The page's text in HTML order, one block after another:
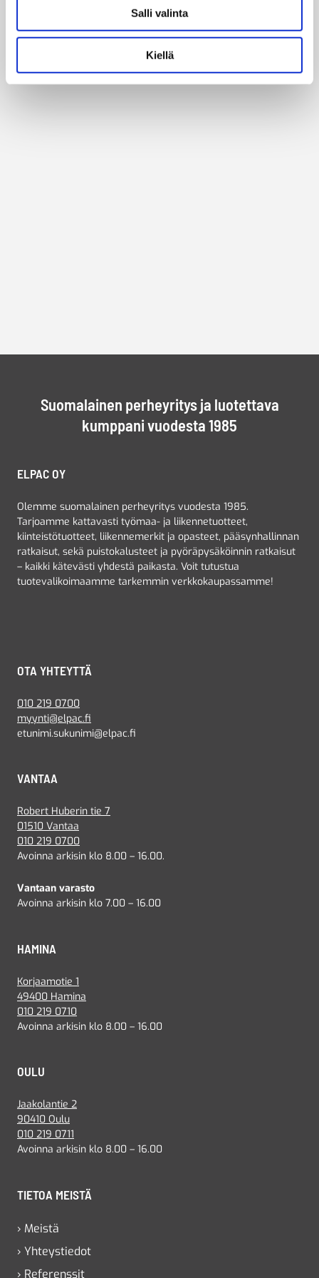
Salli valinta
Kiellä
Alan parhaat merkit
Suomalainen perheyritys ja luotettava
kumppani vuodesta 1985
ELPAC OY
Olemme suomalainen perheyritys vuodesta 1985.
Tarjoamme kattavasti työmaa- ja liikennetuotteet,
kiinteistötuotteet, liikennemerkit ja opasteet, pääsynhallinnan
ratkaisut, sekä puistokalusteet ja pyöräpysäköinnin ratkaisut
– kaikki kätevästi yhdestä paikasta. Voit tutustua
tuotevalikoimaamme tarkemmin verkkokaupassamme!
OTA YHTEYTTÄ
010 219 0700
myynti@elpac.fi
etunimi.sukunimi@elpac.fi
VANTAA
Robert Huberin tie 7
01510 Vantaa
010 219 0700
Avoinna arkisin klo 8.00 – 16.00.
Vantaan varasto
Avoinna arkisin klo 7.00 – 16.00
HAMINA
Korjaamotie 1
49400 Hamina
010 219 0710
Avoinna arkisin klo 8.00 – 16.00
OULU
Jaakolantie 2
90410 Oulu
010 219 0711
Avoinna arkisin klo 8.00 – 16.00
TIETOA MEISTÄ
› Meistä
› Yhteystiedot
› Referenssit